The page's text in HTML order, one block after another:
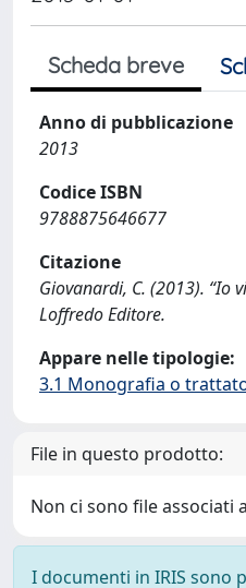
Scheda breve
Anno di pubblicazione
2013
Codice ISBN
9788875646677
Citazione
Giovanardi, C. (2013). “Io
Loffredo Editore.
Appare nelle tipologie:
3.1 Monografia o
File in questo prodotto:
Non ci sono file associati
I documenti in IRIS sono